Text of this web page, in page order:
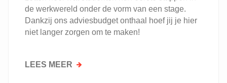
de werkwereld onder de vorm van een stage.
Dankzij ons adviesbudget onthaal hoef jij je hier
niet langer zorgen om te maken!
LEES MEER OVER